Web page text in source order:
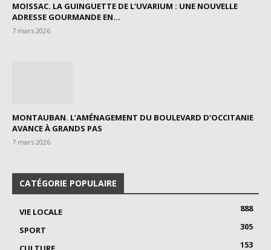
MOISSAC. LA GUINGUETTE DE L’UVARIUM : UNE NOUVELLE
ADRESSE GOURMANDE EN...
7 mars 2026
MONTAUBAN. L’AMÉNAGEMENT DU BOULEVARD D’OCCITANIE
AVANCE À GRANDS PAS
7 mars 2026
CATÉGORIE POPULAIRE
VIE LOCALE
888
SPORT
305
153